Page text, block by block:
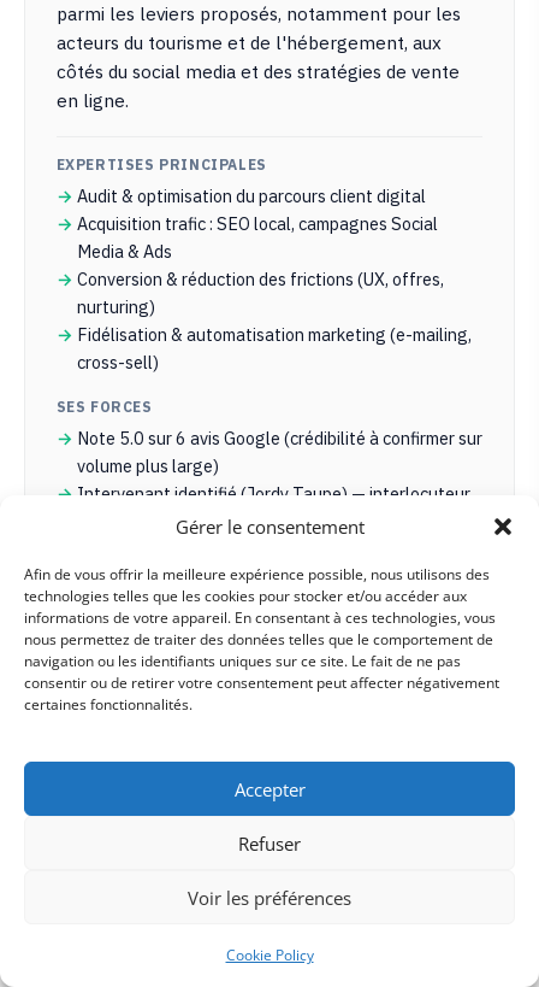
Gérer le consentement
Afin de vous offrir la meilleure expérience possible, nous utilisons des
technologies telles que les cookies pour stocker et/ou accéder aux
informations de votre appareil. En consentant à ces technologies, vous
nous permettez de traiter des données telles que le comportement de
navigation ou les identifiants uniques sur ce site. Le fait de ne pas
consentir ou de retirer votre consentement peut affecter négativement
certaines fonctionnalités.
Accepter
Refuser
Voir les préférences
Cookie Policy
parmi les leviers proposés, notamment pour les
acteurs du tourisme et de l'hébergement, aux
côtés du social media et des stratégies de vente
en ligne.
EXPERTISES PRINCIPALES
Audit & optimisation du parcours client digital
Acquisition trafic : SEO local, campagnes Social
Media & Ads
Conversion & réduction des frictions (UX, offres,
nurturing)
Fidélisation & automatisation marketing (e-mailing,
cross-sell)
SES FORCES
Note 5.0 sur 6 avis Google (crédibilité à confirmer sur
volume plus large)
Intervenant identifié (Jordy Taupe) — interlocuteur
unique et suivi
leads, +22k€ CA en 30j)
Accompagnement multi-supports : web, social,
communication visuelle
Notre avis éditorial.
parmi d'autres. Moins adapté si vous cherchez
une agence dont le SEO est le cœur de métier